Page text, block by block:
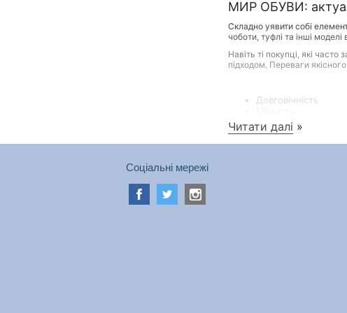
МИР ОБУВИ:
Складно уявити собі
чоботи, туфлі та інші
Навіть ті покупці, які
підходом. Переваги
Довговічність
Здатність
Сприятливий
Якісні та красиві туфлі,
інтернет-магазину. У
Представницям прекрасної
підкладці, актуальні уггі,
Чоловіки підходять до
що пропонує їм інтернет-
Читати далі »
Соціальні мережі